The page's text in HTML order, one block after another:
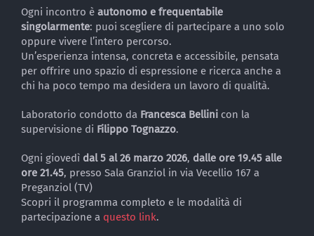
Ogni incontro è autonomo e frequentabile
singolarmente: puoi scegliere di partecipare a uno solo
oppure vivere l’intero percorso.
Un’esperienza intensa, concreta e accessibile, pensata
per offrire uno spazio di espressione e ricerca anche a
chi ha poco tempo ma desidera un lavoro di qualità.
Laboratorio condotto da Francesca Bellini con la
supervisione di Filippo Tognazzo.
Ogni giovedì dal 5 al 26 marzo 2026, dalle ore 19.45 alle
ore 21.45, presso Sala Granziol in via Vecellio 167 a
Preganziol (TV)
Scopri il programma completo e le modalità di
partecipazione a questo link.